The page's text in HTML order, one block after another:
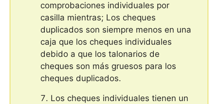
comprobaciones individuales por
casilla mientras; Los cheques
duplicados son siempre menos en una
caja que los cheques individuales
debido a que los talonarios de
cheques son más gruesos para los
cheques duplicados.
Los cheques individuales tienen un